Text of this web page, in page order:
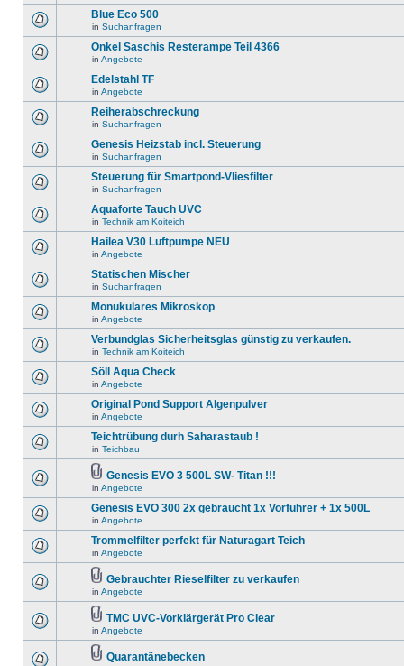
Blue Eco 500
in Suchanfragen
Onkel Saschis Resterampe Teil 4366
in Angebote
Edelstahl TF
in Angebote
Reiherabschreckung
in Suchanfragen
Genesis Heizstab incl. Steuerung
in Suchanfragen
Steuerung für Smartpond-Vliesfilter
in Suchanfragen
Aquaforte Tauch UVC
in Technik am Koiteich
Hailea V30 Luftpumpe NEU
in Angebote
Statischen Mischer
in Suchanfragen
Monukulares Mikroskop
in Angebote
Verbundglas Sicherheitsglas günstig zu verkaufen.
in Technik am Koiteich
Söll Aqua Check
in Angebote
Original Pond Support Algenpulver
in Angebote
Teichtrübung durh Saharastaub !
in Teichbau
Genesis EVO 3 500L SW- Titan !!!
in Angebote
Genesis EVO 300 2x gebraucht 1x Vorführer + 1x 500L
in Angebote
Trommelfilter perfekt für Naturagart Teich
in Angebote
Gebrauchter Rieselfilter zu verkaufen
in Angebote
TMC UVC-Vorklärgerät Pro Clear
in Angebote
Quarantänebecken